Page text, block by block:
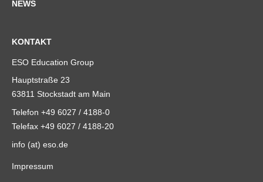
NEWS
KONTAKT
ESO Education Group
Hauptstraße 23
63811 Stockstadt am Main
Telefon +49 6027 / 4188-0
Telefax +49 6027 / 4188-20
info (at) eso.de
Impressum